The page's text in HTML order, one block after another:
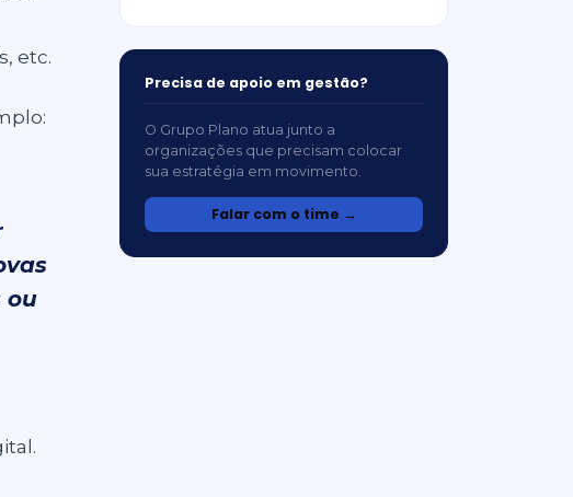
etc.
ou
Precisa de apoio em gestão?
O Grupo Plano atua junto a
organizações que precisam colocar
sua estratégia em movimento.
Falar com o time →